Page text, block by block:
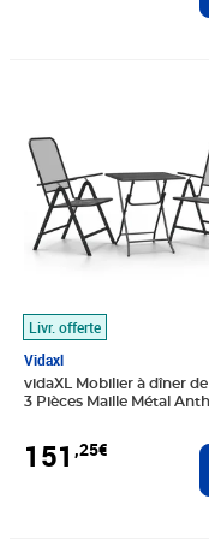
Livr. offerte
Vidaxl
vidaXL Mobilier à dîner
3 Pièces Maille Métal
151 ,25€